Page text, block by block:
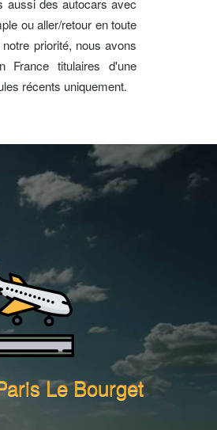
aussi des autocars avec
ou aller/retour en toute
priorité, nous avons
France titulaires d'une
récents uniquement.
Le Bourget